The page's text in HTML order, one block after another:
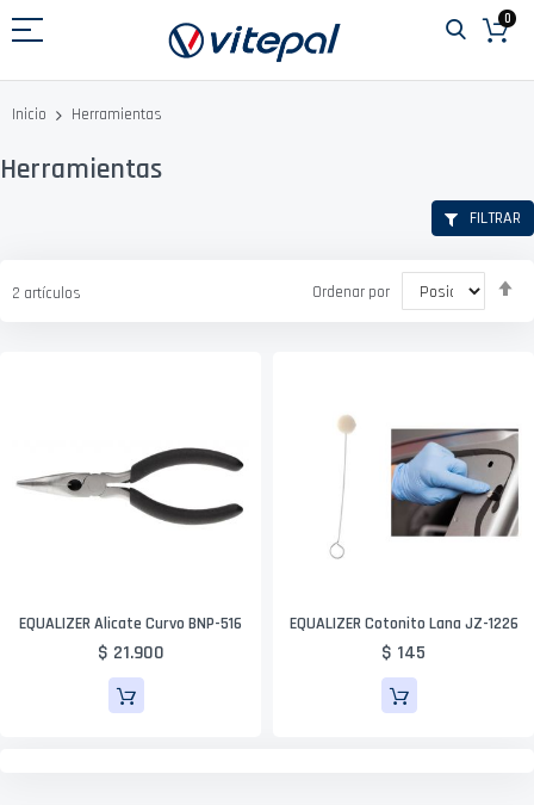
al
0
Inicio Herramientas
Herramientas
2 artículos Ordenar por
EQUALIZER Alicate Curvo BNP-516
$ 21.900
EQUALIZER Cotonito Lana JZ-1226
$ 145
FILTRAR